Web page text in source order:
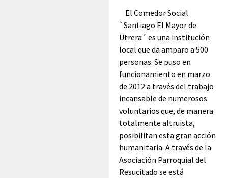
El Comedor Social
`Santiago El Mayor de
Utrera´ es una institución
local que da amparo a 500
personas. Se puso en
funcionamiento en marzo
de 2012 a través del trabajo
incansable de numerosos
voluntarios que, de manera
totalmente altruista,
posibilitan esta gran acción
humanitaria. A través de la
Asociación Parroquial del
Resucitado se está